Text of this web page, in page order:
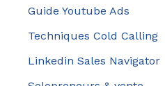
Guide Youtube Ads
Techniques Cold Calling
Linkedin Sales Navigator